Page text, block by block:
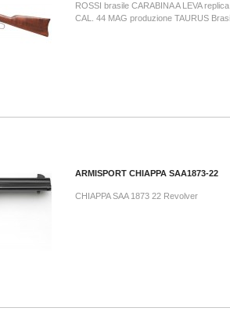
ROSSI brasile CARABINA A LEVA
CAL. 44 MAG produzione TAURUS
ARMISPORT CHIAPPA SAA1873-22
CHIAPPA SAA 1873 22 Revolver